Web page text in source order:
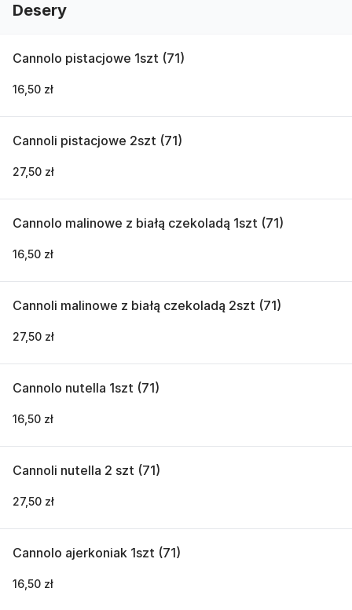
Desery
Cannolo pistacjowe 1szt (71)
16,50 zł
Cannoli pistacjowe 2szt (71)
27,50 zł
Cannolo malinowe z białą czekoladą 1szt (71)
16,50 zł
Cannoli malinowe z białą czekoladą 2szt (71)
27,50 zł
Cannolo nutella 1szt (71)
16,50 zł
Cannoli nutella 2 szt (71)
27,50 zł
Cannolo ajerkoniak 1szt (71)
16,50 zł